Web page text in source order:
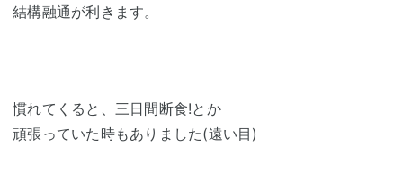
結構融通が利きます。
慣れてくると、三日間断食!とか
頑張っていた時もありました(遠い目)